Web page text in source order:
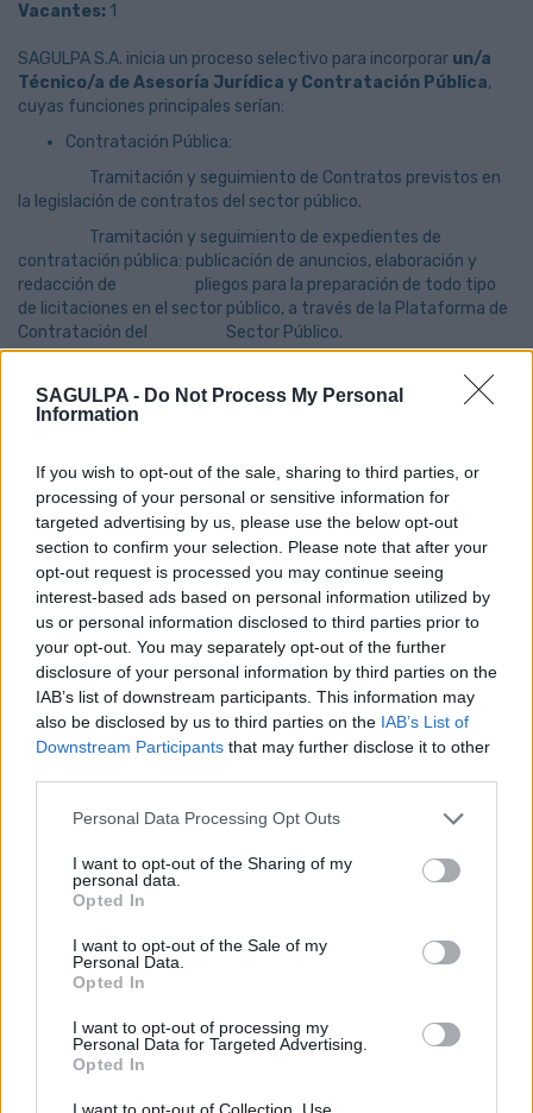
SAGULPA - Do Not Process My Personal
Information
If you wish to opt-out of the sale, sharing to third parties, or
processing of your personal or sensitive information for
targeted advertising by us, please use the below opt-out
section to confirm your selection. Please note that after your
opt-out request is processed you may continue seeing
interest-based ads based on personal information utilized by
us or personal information disclosed to third parties prior to
your opt-out. You may separately opt-out of the further
disclosure of your personal information by third parties on the
IAB’s list of downstream participants. This information may
also be disclosed by us to third parties on the IAB’s List of
Downstream Participants that may further disclose it to other
Personal Data Processing Opt Outs
I want to opt-out of the Sharing of my
personal data.
Opted In
I want to opt-out of the Sale of my
Personal Data.
Opted In
I want to opt-out of processing my
Personal Data for Targeted Advertising.
Opted In
I want to opt-out of Collection, Use,
Vacantes: 1
SAGULPA S.A. inicia un proceso selectivo para incorporar un/a
Técnico/a de Asesoría Jurídica y Contratación Pública,
cuyas funciones principales serían:
Contratación Pública:
Tramitación y seguimiento de Contratos previstos en
la legislación de contratos del sector público.
Tramitación y seguimiento de expedientes de
contratación pública: publicación de anuncios, elaboración y
redacción de pliegos para la preparación de todo tipo
de licitaciones en el sector público, a través de la Plataforma de
Contratación del Sector Público.
informes y contestación de reclamaciones y recursos de
todo tipo.
Transparencia y Procedimiento administrativo.
Requisitos mínimos:
Licenciatura / Grado en Derecho.
Experiencia acreditada en el puesto y funciones descritas.
Se valorará positivamente:
Conocimientos en idiomas.
Formación de Postgrado, especialmente en contratación
pública.
Estar colegiado o tener la posibilidad de colegiarse en el
momento de la contratación.
Se ofrece:
Formar parte de una organización que contribuye al
Gran Canaria.
Contrato indefinido.
Salario según Convenio Colectivo de SAGULPA S.A.
(Técnico/a Nivel A; 45.079,14 € brutos anuales).
Excelentes condiciones laborales y beneficios sociales.
Inscripción:
Para poder participar en el proceso selectivo, los/as aspirantes
habrán de remitir curriculum vitae actualizado a la dirección de